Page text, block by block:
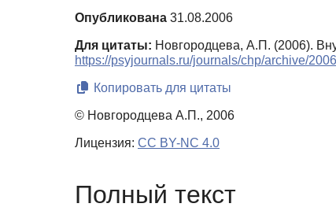
Опубликована 31.08.2006
Для цитаты: Новгородцева, А.П. (2006).
https://psyjournals.ru/journals/chp/archive/
Копировать для цитаты
© Новгородцева А.П., 2006
Лицензия: CC BY-NC 4.0
Полный текст